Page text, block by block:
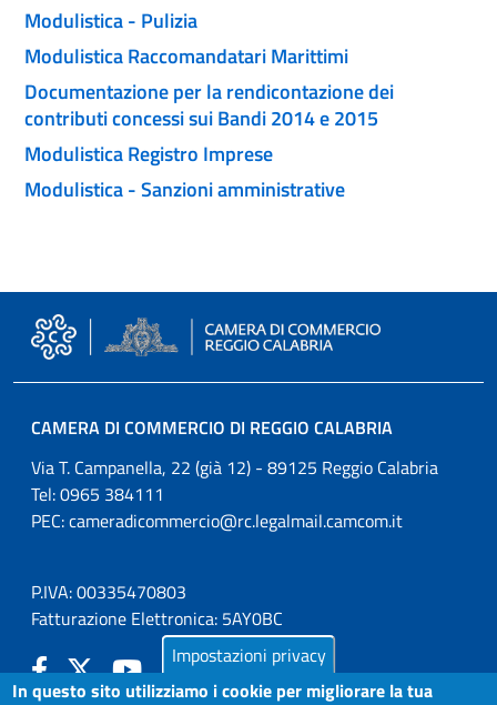
Modulistica - Pulizia
Modulistica Raccomandatari Marittimi
Documentazione per la rendicontazione dei
contributi concessi sui Bandi 2014 e 2015
Modulistica Registro Imprese
Modulistica - Sanzioni amministrative
CAMERA DI COMMERCIO DI REGGIO CALABRIA
Via T. Campanella, 22 (già 12) - 89125 Reggio Calabria
Tel: 0965 384111
PEC:cameradicommercio@rc.legalmail.camcom.it
P.IVA: 00335470803
Fatturazione Elettronica: 5AY0BC
Impostazioni privacy
In questo sito utilizziamo i cookie per migliorare la tua